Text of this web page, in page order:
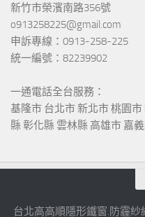
新竹市榮濱南路356號
o913258225@gmail.com
申訴專線：0913-258-225
統一編號：82239902
一通電話全台服務：
基隆市 台北市 新北市 桃園
縣 彰化縣 雲林縣 高雄市 嘉
台北高高順隱形鐵窗.防霾